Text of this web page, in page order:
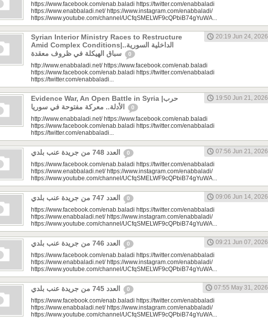
https://www.facebook.com/enab.baladi https://twitter.com/enabbaladi
https://www.enabbaladi.net/ https://www.instagram.com/enabbaladi/
https://www.youtube.com/channel/UCfqSMELWF9cQPbiB74gYuWA...
Syrian Interior Ministry Races to Restructure
Amid Complex Conditions|الداخلية السورية..
0
20:19 Jun 24, 2026
http://www.enabbaladi.net/ https://www.facebook.com/enab.baladi
https://www.facebook.com/enab.baladi https://twitter.com/enabbaladi
https://twitter.com/enabbaladi...
Evidence War, An Open Battle in Syria |حرب
0
19:50 Jun 21, 2026
http://www.enabbaladi.net/ https://www.facebook.com/enab.baladi
https://www.facebook.com/enab.baladi https://twitter.com/enabbaladi
https://twitter.com/enabbaladi...
0
07:56 Jun 21, 2026
https://www.facebook.com/enab.baladi https://twitter.com/enabbaladi
https://www.enabbaladi.net/ https://www.instagram.com/enabbaladi/
https://www.youtube.com/channel/UCfqSMELWF9cQPbiB74gYuWA...
0
09:06 Jun 14, 2026
https://www.facebook.com/enab.baladi https://twitter.com/enabbaladi
https://www.enabbaladi.net/ https://www.instagram.com/enabbaladi/
https://www.youtube.com/channel/UCfqSMELWF9cQPbiB74gYuWA...
0
09:21 Jun 07, 2026
https://www.facebook.com/enab.baladi https://twitter.com/enabbaladi
https://www.enabbaladi.net/ https://www.instagram.com/enabbaladi/
https://www.youtube.com/channel/UCfqSMELWF9cQPbiB74gYuWA...
0
07:55 May 31, 2026
https://www.facebook.com/enab.baladi https://twitter.com/enabbaladi
https://www.enabbaladi.net/ https://www.instagram.com/enabbaladi/
https://www.youtube.com/channel/UCfqSMELWF9cQPbiB74gYuWA...